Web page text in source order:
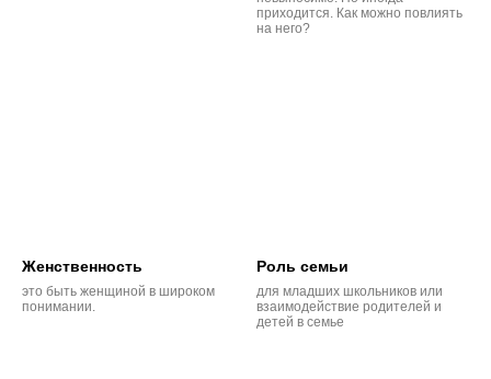
приходится. Как можно повлиять
на него?
Женственность
это быть женщиной в широком
понимании.
Роль семьи
для младших школьников или
взаимодействие родителей и
детей в семье